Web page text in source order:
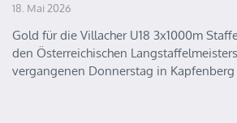
18. Mai 2026
Gold für die Villacher U18 3x1000m
den Österreichischen
vergangenen Donnerstag in